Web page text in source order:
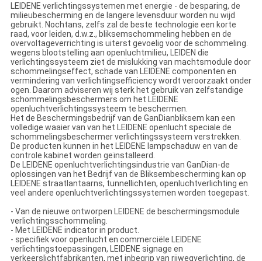
LEIDENE verlichtingssystemen met energie - de besparing, de
milieubescherming en de langere levensduur worden nu wijd
gebruikt. Nochtans, zelfs zal de beste technologie een korte
raad, voor leiden, d.w.z., bliksemschommeling hebben en de
overvoltageverrichting is uiterst gevoelig voor de schommeling.
wegens blootstelling aan openluchtmilieu, LEIDEN die
verlichtingssysteem ziet de mislukking van machtsmodule door
schommelingseffect, schade van LEIDENE componenten en
vermindering van verlichtingsefficiency wordt veroorzaakt onder
ogen. Daarom adviseren wij sterk het gebruik van zelfstandige
schommelingsbeschermers om het LEIDENE
openluchtverlichtingssysteem te beschermen.
Het de Beschermingsbedrijf van de GanDianbliksem kan een
volledige waaier van van het LEIDENE openlucht speciale de
schommelingsbeschermer verlichtingssysteem verstrekken.
De producten kunnen in het LEIDENE lampschaduw en van de
controle kabinet worden geïnstalleerd.
De LEIDENE openluchtverlichtingsindustrie van GanDian-de
oplossingen van het Bedrijf van de Bliksembescherming kan op
LEIDENE straatlantaarns, tunnellichten, openluchtverlichting en
veel andere openluchtverlichtingssystemen worden toegepast.
- Van de nieuwe ontworpen LEIDENE de beschermingsmodule
verlichtingsschommeling.
- Met LEIDENE indicator in product.
- specifiek voor openlucht en commerciële LEIDENE
verlichtingstoepassingen, LEIDENE signage en
verkeerslichtfabrikanten, met inbegrip van rijwegverlichting, de